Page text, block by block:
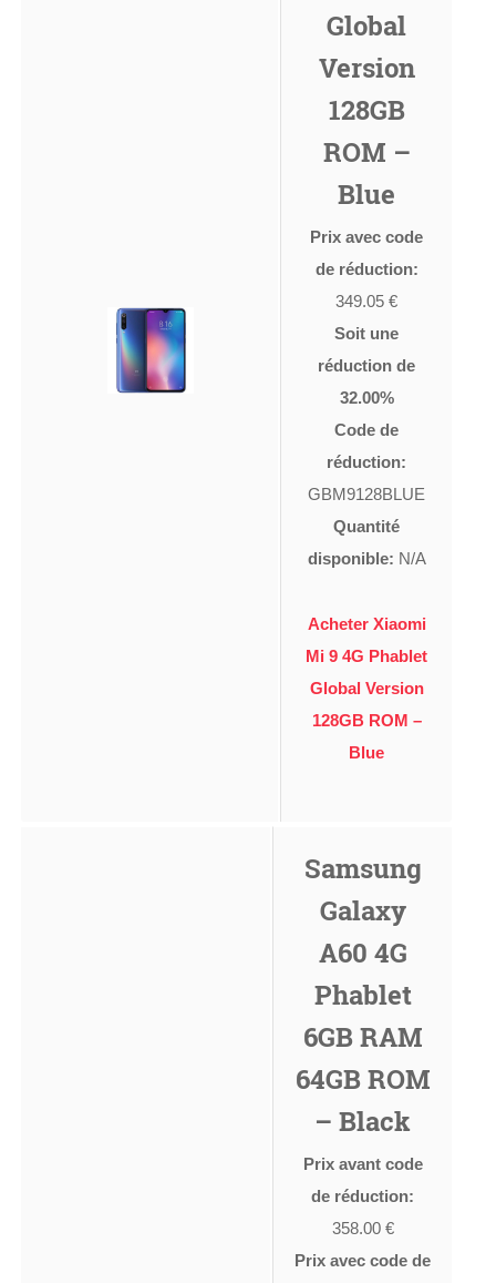
Global
Version
128GB
ROM –
Blue
Prix avec code
de réduction:
349.05 €
Soit une
réduction de
32.00%
Code de
réduction:
GBM9128BLUE
Quantité
disponible: N/A
Acheter Xiaomi
Mi 9 4G Phablet
Global Version
128GB ROM –
Blue
Samsung
Galaxy
A60 4G
Phablet
6GB RAM
64GB ROM
– Black
Prix avant code
de réduction:
358.00 €
Prix avec code de